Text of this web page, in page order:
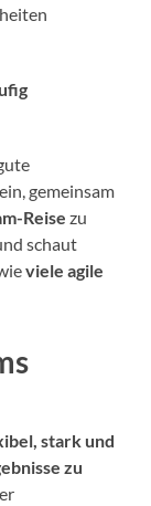
gemeinsam
Reise zu
schaut
viele agile
stark und
zu